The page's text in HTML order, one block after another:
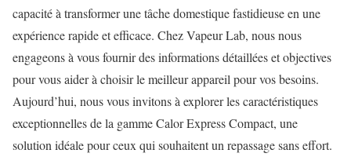
capacité à transformer une tâche domestique fastidieuse en une
expérience rapide et efficace. Chez Vapeur Lab, nous nous
engageons à vous fournir des informations détaillées et objectives
pour vous aider à choisir le meilleur appareil pour vos besoins.
Aujourd’hui, nous vous invitons à explorer les caractéristiques
exceptionnelles de la gamme Calor Express Compact, une
solution idéale pour ceux qui souhaitent un repassage sans effort.